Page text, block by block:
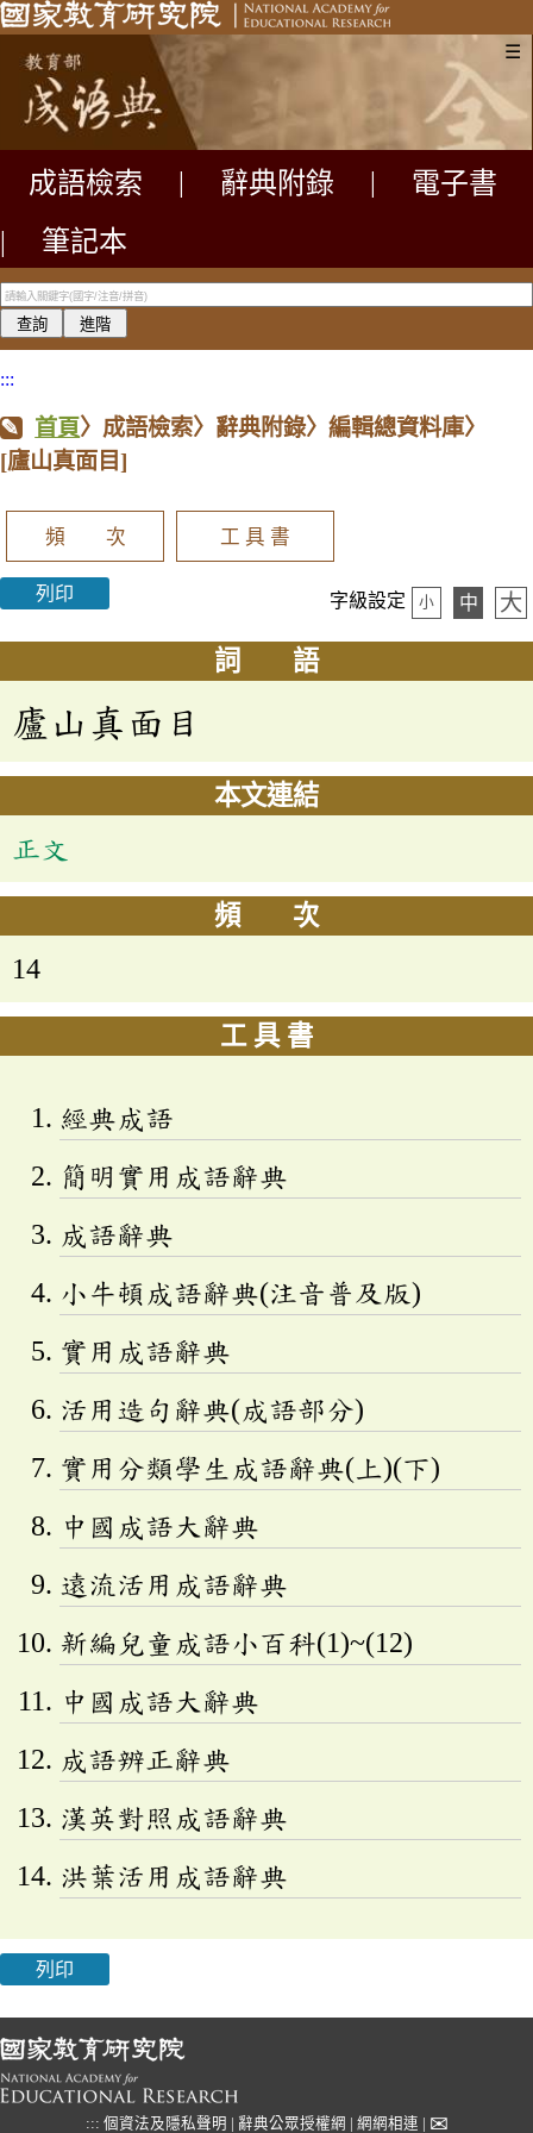
☰
成語檢索 辭典附錄
電子書
|
筆記本
:::
首頁〉成語檢索〉辭典附錄〉編輯總資料庫〉
[廬山真面目]
頻 次 工 具 書
列印 字級設定 小 中 大
詞 語
廬山真面目
本文連結
正文
頻 次
14
工 具 書
經典成語
簡明實用成語辭典
成語辭典
小牛頓成語辭典(注音普及版)
實用成語辭典
活用造句辭典(成語部分)
實用分類學生成語辭典(上)(下)
中國成語大辭典
遠流活用成語辭典
新編兒童成語小百科(1)~(12)
中國成語大辭典
成語辨正辭典
漢英對照成語辭典
洪葉活用成語辭典
列印
::: 個資法及隱私聲明 辭典公眾授權網 網網相連 ✉